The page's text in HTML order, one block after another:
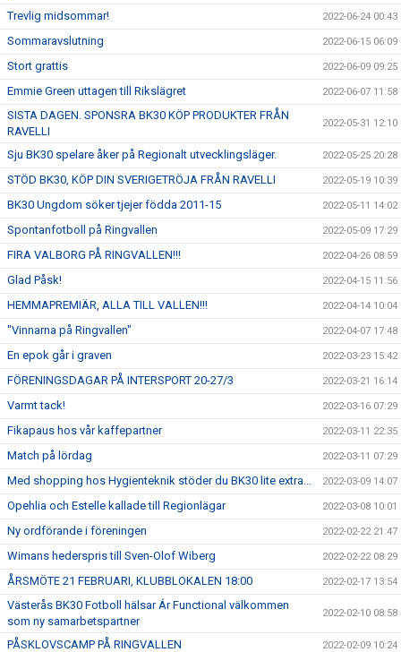
Trevlig midsommar! 2022-06-24 00:43
Sommaravslutning 2022-06-15 06:09
Stort grattis 2022-06-09 09:25
Emmie Green uttagen till Rikslägret 2022-06-07 11:58
SISTA DAGEN. SPONSRA BK30 KÖP PRODUKTER FRÅN
RAVELLI
2022-05-31 12:10
Sju BK30 spelare åker på Regionalt utvecklingsläger. 2022-05-25 20:28
STÖD BK30, KÖP DIN SVERIGETRÖJA FRÅN RAVELLI 2022-05-19 10:39
BK30 Ungdom söker tjejer födda 2011-15 2022-05-11 14:02
Spontanfotboll på Ringvallen 2022-05-09 17:29
FIRA VALBORG PÅ RINGVALLEN!!! 2022-04-26 08:59
Glad Påsk! 2022-04-15 11:56
HEMMAPREMIÄR, ALLA TILL VALLEN!!! 2022-04-14 10:04
"Vinnarna på Ringvallen" 2022-04-07 17:48
En epok går i graven 2022-03-23 15:42
FÖRENINGSDAGAR PÅ INTERSPORT 20-27/3 2022-03-21 16:14
Varmt tack! 2022-03-16 07:29
Fikapaus hos vår kaffepartner 2022-03-11 22:35
Match på lördag 2022-03-11 07:29
Med shopping hos Hygienteknik stöder du BK30 lite extra... 2022-03-09 14:07
Opehlia och Estelle kallade till Regionlägar 2022-03-08 10:01
Ny ordförande i föreningen 2022-02-22 21:47
Wimans hederspris till Sven-Olof Wiberg 2022-02-22 08:29
ÅRSMÖTE 21 FEBRUARI, KLUBBLOKALEN 18:00 2022-02-17 13:54
Västerås BK30 Fotboll hälsar Ár Functional välkommen
som ny samarbetspartner
2022-02-10 08:58
PÅSKLOVSCAMP PÅ RINGVALLEN 2022-02-09 10:24